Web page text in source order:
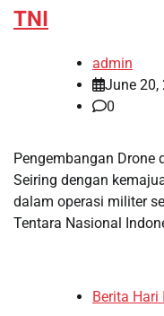
TNI
admin
June 20,
0
Pengembangan Drone
Seiring dengan
dalam operasi militer
Tentara Nasional
Berita Hari